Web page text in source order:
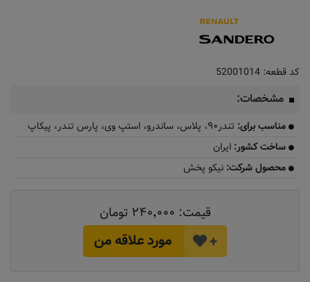
کد قطعه: 52001014
مشخصات:
مناسب برای: تندر۹۰، پلاس، ساندرو، استپ وی، پارس تندر، پیکاپ
ساخت کشور: ایران
محصول شرکت: نیکو پخش
قیمت: ۲۴۰٬۰۰۰ تومان
+ مورد علاقه من